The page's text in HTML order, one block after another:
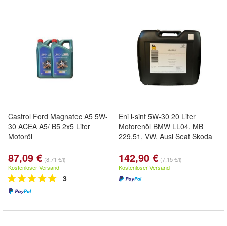
Castrol Ford Magnatec A5 5W-
30 ACEA A5/ B5 2x5 Liter
Motoröl
87,09 € (8,71 €/l)
Kostenloser Versand
3
Eni i-sint 5W-30 20 Liter
Motorenöl BMW LL04, MB
229,51, VW, Ausi Seat Skoda
142,90 € (7,15 €/l)
Kostenloser Versand